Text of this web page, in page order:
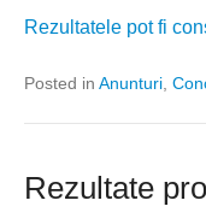
Rezultatele pot fi
Posted in Anunturi
Rezultate